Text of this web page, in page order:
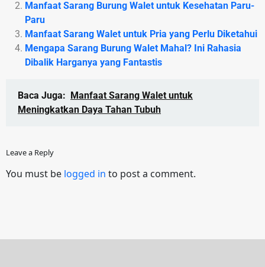
Manfaat Sarang Burung Walet untuk Kesehatan Paru-
Paru
Manfaat Sarang Walet untuk Pria yang Perlu Diketahui
Mengapa Sarang Burung Walet Mahal? Ini Rahasia
Dibalik Harganya yang Fantastis
Baca Juga:
Manfaat Sarang Walet untuk
Meningkatkan Daya Tahan Tubuh
Leave a Reply
You must be logged in to post a comment.